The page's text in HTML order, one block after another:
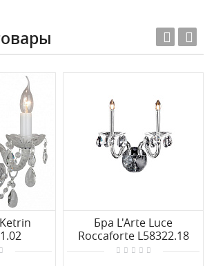
Бра L'Arte Luce
Roccaforte L58322.18